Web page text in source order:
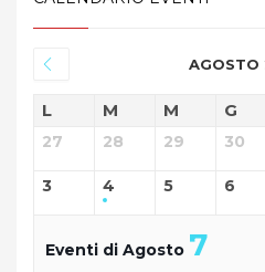
L M M G
27 28 29 30
3 4 5 6
Eventi di Agosto 7